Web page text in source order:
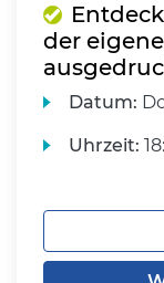
der
Datum:
Uhrzeit: